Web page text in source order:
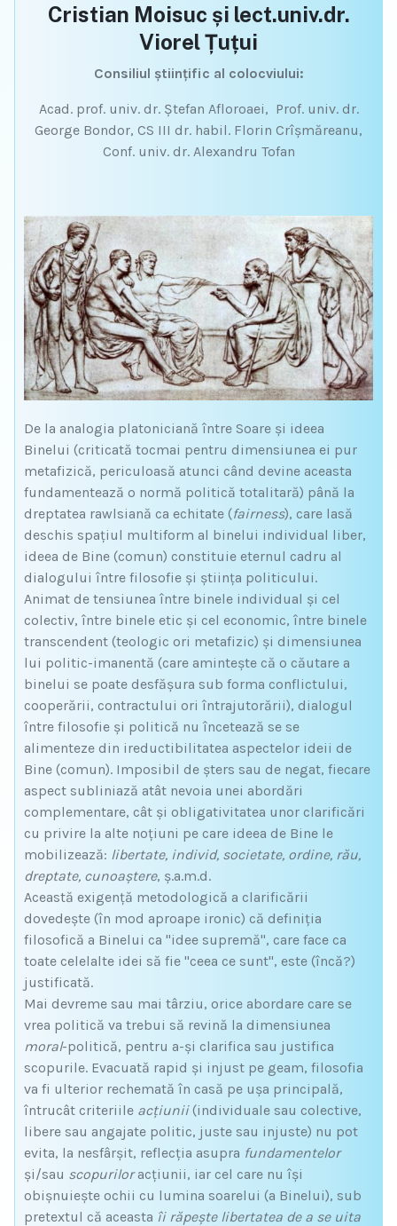
Cristian Moisuc și lect.univ.dr.
Viorel Țuțui
Consiliul ştiinţific al colocviului:
Acad. prof. univ. dr. Ştefan Afloroaei, Prof. univ. dr.
George Bondor, CS III dr. habil. Florin Crîșmăreanu,
Conf. univ. dr. Alexandru Tofan
De la analogia platoniciană între Soare și ideea
Binelui (criticată tocmai pentru dimensiunea ei pur
metafizică, periculoasă atunci când devine aceasta
fundamentează o normă politică totalitară) până la
dreptatea rawlsiană ca echitate (fairness), care lasă
deschis spațiul multiform al binelui individual liber,
ideea de Bine (comun) constituie eternul cadru al
dialogului între filosofie și știința politicului.
Animat de tensiunea între binele individual și cel
colectiv, între binele etic și cel economic, între binele
transcendent (teologic ori metafizic) și dimensiunea
lui politic-imanentă (care amintește că o căutare a
binelui se poate desfășura sub forma conflictului,
cooperării, contractului ori întrajutorării), dialogul
între filosofie și politică nu încetează se se
alimenteze din ireductibilitatea aspectelor ideii de
Bine (comun). Imposibil de șters sau de negat, fiecare
aspect subliniază atât nevoia unei abordări
complementare, cât și obligativitatea unor clarificări
cu privire la alte noțiuni pe care ideea de Bine le
mobilizează: libertate, individ, societate, ordine, rău,
dreptate, cunoaștere, ș.a.m.d.
Această exigență metodologică a clarificării
dovedește (în mod aproape ironic) că definiția
filosofică a Binelui ca "idee supremă", care face ca
toate celelalte idei să fie "ceea ce sunt", este (încă?)
justificată.
Mai devreme sau mai târziu, orice abordare care se
vrea politică va trebui să revină la dimensiunea
moral-politică, pentru a-și clarifica sau justifica
scopurile. Evacuată rapid și injust pe geam, filosofia
va fi ulterior rechemată în casă pe ușa principală,
întrucât criteriile acțiunii (individuale sau colective,
libere sau angajate politic, juste sau injuste) nu pot
evita, la nesfârșit, reflecția asupra fundamentelor
și/sau scopuriloracțiunii, iar cel care nu își
obișnuiește ochii cu lumina soarelui (a Binelui), sub
pretextul că aceasta îi răpește libertatea de a se uita